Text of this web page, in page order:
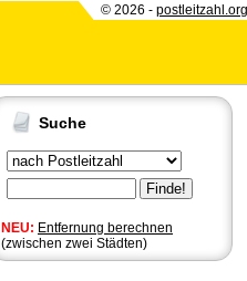
© 2026 - postleitzahl.org
Suche
NEU: Entfernung berechnen
(zwischen zwei Städten)